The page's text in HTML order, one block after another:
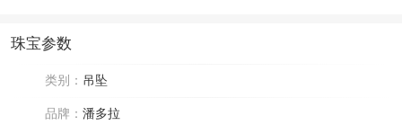
珠宝参数
类别： 吊坠
品牌： 潘多拉